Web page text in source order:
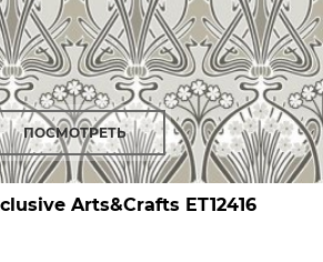
ПОСМОТРЕТЬ
Arts&Crafts ET12416